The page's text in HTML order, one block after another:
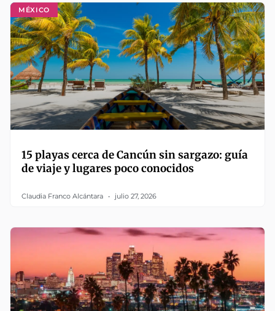
MÉXICO
15 playas cerca de Cancún sin sargazo: guía
de viaje y lugares poco conocidos
Claudia Franco Alcántara julio 27, 2026